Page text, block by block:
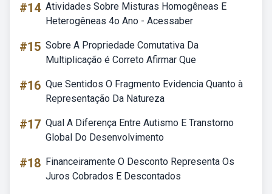
#14 Atividades Sobre Misturas Homogêneas E
Heterogêneas 4o Ano - Acessaber
#15 Sobre A Propriedade Comutativa Da
Multiplicação é Correto Afirmar Que
#16 Que Sentidos O Fragmento Evidencia Quanto à
Representação Da Natureza
#17 Qual A Diferença Entre Autismo E Transtorno
Global Do Desenvolvimento
#18 Financeiramente O Desconto Representa Os
Juros Cobrados E Descontados